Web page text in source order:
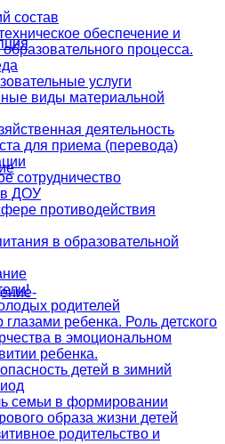
состав
обеспечение и
процесса.
услуги
виды материальной
деятельность
для приема (перевода)
сотрудничество
в ДОУ
противодействия
в образовательной
родителей
глазами ребенка. Роль детского
в эмоциональном
ребенка.
детей в зимний
семьи в формировании
образа жизни детей
родительство и